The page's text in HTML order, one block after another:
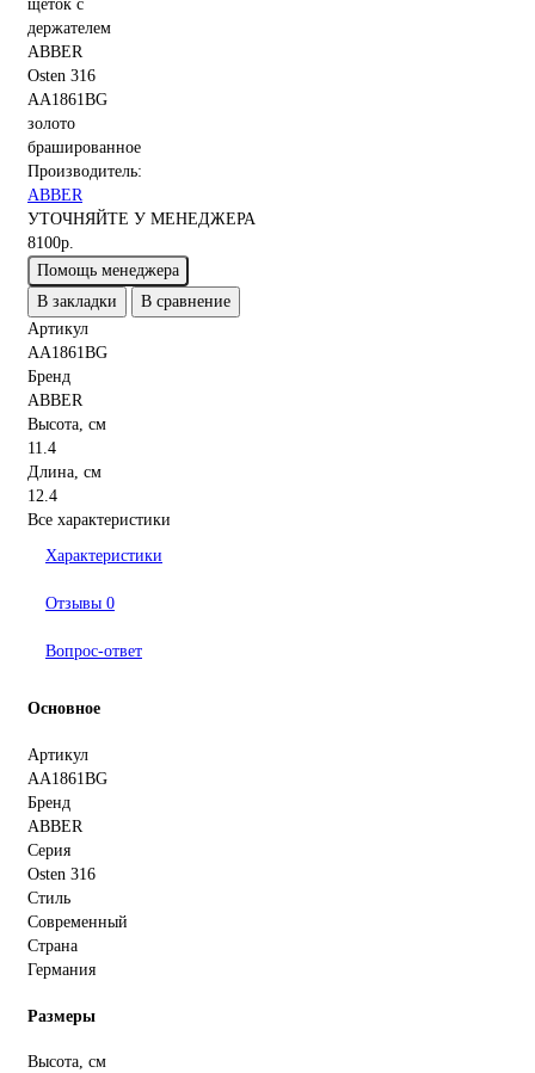
Производитель:
ABBER
УТОЧНЯЙТЕ У МЕНЕДЖЕРА
8100р.
Помощь менеджера
В закладки
В сравнение
Артикул
AA1861BG
Бренд
ABBER
Высота, см
11.4
Длина, см
12.4
Все характеристики
Характеристики
Отзывы 0
Вопрос-ответ
Основное
Артикул
AA1861BG
Бренд
ABBER
Серия
Osten 316
Стиль
Современный
Страна
Германия
Размеры
Высота, см